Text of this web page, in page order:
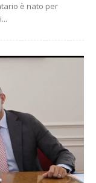
è nato per